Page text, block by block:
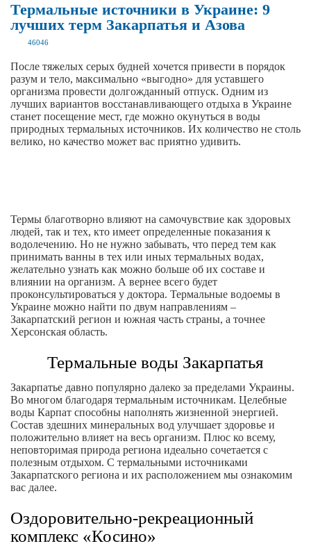
Термальные источники в Украине: 9
лучших терм Закарпатья и Азова
46046
После тяжелых серых будней хочется привести в порядок
разум и тело, максимально «выгодно» для уставшего
организма провести долгожданный отпуск. Одним из
лучших вариантов восстанавливающего отдыха в Украине
станет посещение мест, где можно окунуться в воды
природных термальных источников. Их количество не столь
велико, но качество может вас приятно удивить.
Термы благотворно влияют на самочувствие как здоровых
людей, так и тех, кто имеет определенные показания к
водолечению. Но не нужно забывать, что перед тем как
принимать ванны в тех или иных термальных водах,
желательно узнать как можно больше об их составе и
влиянии на организм. А вернее всего будет
проконсультироваться у доктора. Термальные водоемы в
Украине можно найти по двум направлениям –
Закарпатский регион и южная часть страны, а точнее
Херсонская область.
Термальные воды Закарпатья
Закарпатье давно популярно далеко за пределами Украины.
Во многом благодаря термальным источникам. Целебные
воды Карпат способны наполнять жизненной энергией.
Состав здешних минеральных вод улучшает здоровье и
положительно влияет на весь организм. Плюс ко всему,
неповторимая природа региона идеально сочетается с
полезным отдыхом. С термальными источниками
Закарпатского региона и их расположением мы ознакомим
вас далее.
Оздоровительно-рекреационный
комплекс «Косино»